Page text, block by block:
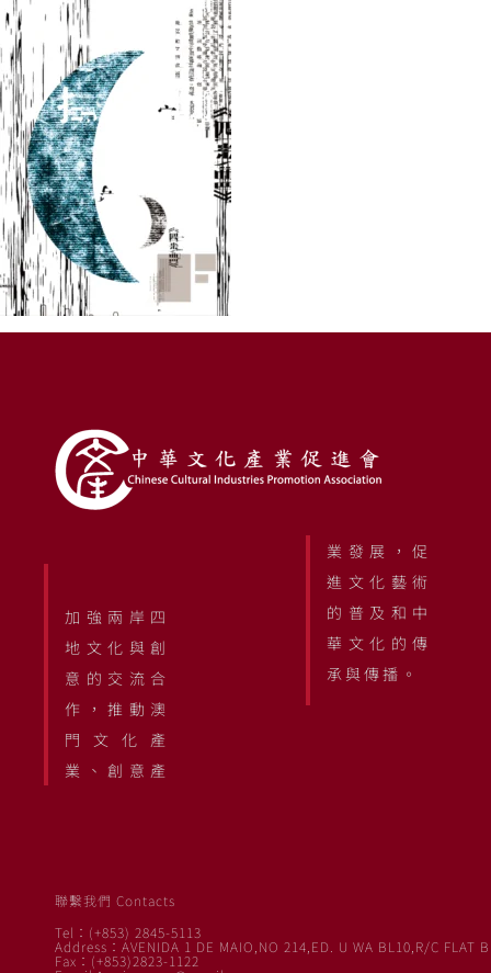
加強兩岸四
地文化與創
意的交流合
作，推動澳
門文化產
業、創意產
業發展，促
進文化藝術
的普及和中
華文化的傳
承與傳播。
聯繫我們 Contacts
Tel：(+853) 2845-5113
Address：AVENIDA 1 DE MAIO,NO 214,ED. U WA BL10,R/C FLAT B
Fax：(+853)2823-1122